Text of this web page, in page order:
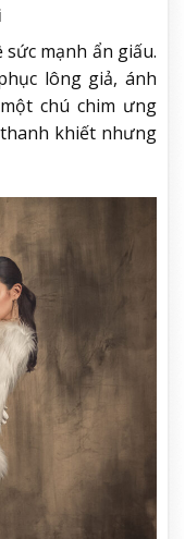
mạnh ẩn giấu.
lông giả, ánh
chú chim ưng
khiết nhưng